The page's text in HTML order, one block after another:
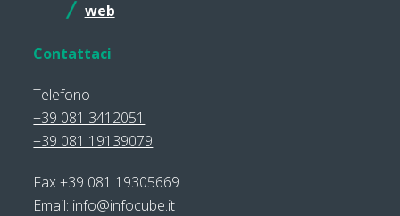
web
Contattaci
Telefono
+39 081 3412051
+39 081 19139079
Fax +39 081 19305669
Email: info@infocube.it